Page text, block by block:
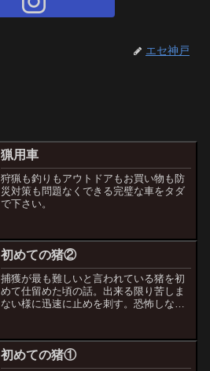
エセ神戸
猟用車
狩猟も釣りもアウトドアもお買い物も防
災対策も問題なくできる完璧な車をタダ
で下さい。
初めての猪②
捕獲が最も難しいと言われている猪を初
めて仕留めた頃の話。出来る限り苦しま
ない様に迅速に止めを刺す。恐怖しなが
初めての猪①